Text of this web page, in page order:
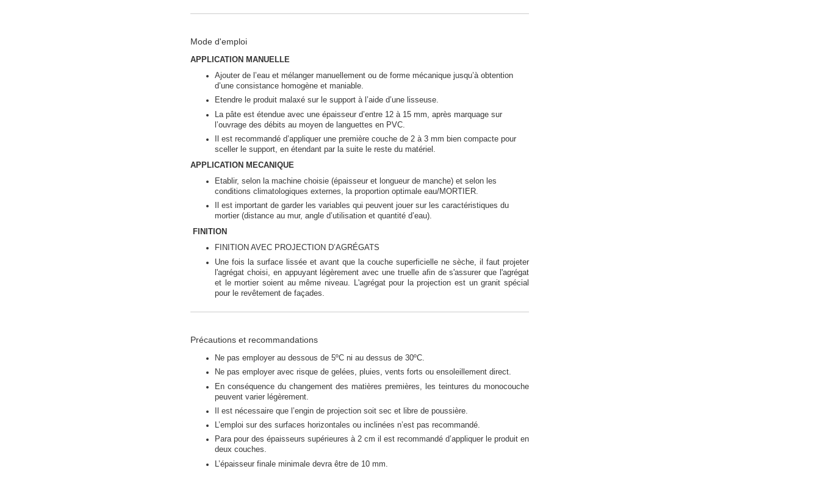
Mode d'emploi
APPLICATION MANUELLE
Ajouter de l’eau et mélanger manuellement ou de forme mécanique jusqu’à obtention
d’une consistance homogène et maniable.
Etendre le produit malaxé sur le support à l’aide d’une lisseuse.
La pâte est étendue avec une épaisseur d’entre 12 à 15 mm, après marquage sur
l’ouvrage des débits au moyen de languettes en PVC.
Il est recommandé d’appliquer une première couche de 2 à 3 mm bien compacte pour
sceller le support, en étendant par la suite le reste du matériel.
APPLICATION MECANIQUE
Etablir, selon la machine choisie (épaisseur et longueur de manche) et selon les
conditions climatologiques externes, la proportion optimale eau/MORTIER.
Il est important de garder les variables qui peuvent jouer sur les caractéristiques du
mortier (distance au mur, angle d’utilisation et quantité d’eau).
FINITION
FINITION AVEC PROJECTION D’AGRÉGATS
Une fois la surface lissée et avant que la couche superficielle ne sèche, il faut projeter
l'agrégat choisi, en appuyant légèrement avec une truelle afin de s'assurer que l'agrégat
et le mortier soient au même niveau. L'agrégat pour la projection est un granit spécial
pour le revêtement de façades.
Précautions et recommandations
Ne pas employer au dessous de 5ºC ni au dessus de 30ºC.
Ne pas employer avec risque de gelées, pluies, vents forts ou ensoleillement direct.
En conséquence du changement des matières premières, les teintures du monocouche
peuvent varier légèrement.
Il est nécessaire que l’engin de projection soit sec et libre de poussière.
L’emploi sur des surfaces horizontales ou inclinées n’est pas recommandé.
Para pour des épaisseurs supérieures à 2 cm il est recommandé d’appliquer le produit en
deux couches.
L’épaisseur finale minimale devra être de 10 mm.